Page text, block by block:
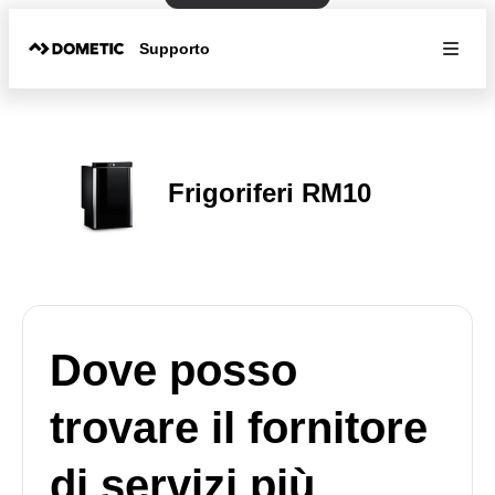
Supporto
Frigoriferi RM10
Dove posso
trovare il fornitore
di servizi più